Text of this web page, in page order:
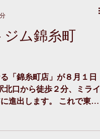
ジム錦糸町
「錦糸町店」が８月１日
北口から徒歩２分、ミライ
進出します。 これで東京